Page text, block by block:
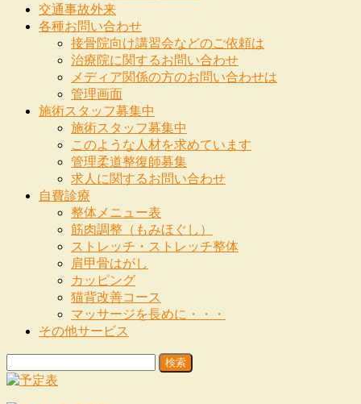
交通事故外来
各種お問い合わせ
接骨院向け講習会などのご依頼は
治療院に関するお問い合わせ
メディア関係の方のお問い合わせは
管理画面
施術スタッフ募集中
施術スタッフ募集中
このような人材を求めています
管理柔道整復師募集
求人に関するお問い合わせ
自費診療
整体メニュー表
筋肉調整（もみほぐし）
ストレッチ・ストレッチ整体
肩甲骨はがし
カッピング
猫背改善コース
マッサージを長めに・・・
その他サービス
索: